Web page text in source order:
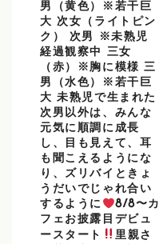
男（黄色）※若干巨
大 次女（ライトピン
ク） 次男 ※未熟児
経過観察中 三女
（赤）※胸に模様 三
男（水色）※若干巨
大 未熟児で生まれた
次男以外は、みんな
元気に順調に成長
し、目も見えて、耳
も聞こえるようにな
り、ズリバイときょ
うだいでじゃれ合い
するように
8/8〜カ
フェお披露目デビュ
ースタート
里親さ